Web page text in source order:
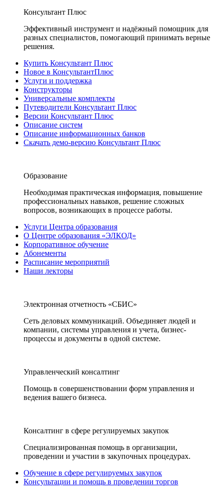
Консультант Плюс
Эффективный инструмент и надёжный помощник для
разных специалистов, помогающий принимать верные
решения.
Купить Консультант Плюс
Новое в КонсультантПлюс
Услуги и поддержка
Конструкторы
Универсальные комплекты
Путеводители Консультант Плюс
Версии Консультант Плюс
Описание систем
Описание информационных банков
Скачать демо-версию Консультант Плюс
Образование
Необходимая практическая информация, повышение
профессиональных навыков, решение сложных
вопросов, возникающих в процессе работы.
Услуги Центра образования
О Центре образования «ЭЛКОД»
Корпоративное обучение
Абонементы
Расписание мероприятий
Наши лекторы
Электронная отчетность «СБИС»
Сеть деловых коммуникаций. Объединяет людей и
компании, системы управления и учета, бизнес-
процессы и документы в одной системе.
Управленческий консалтинг
Помощь в совершенствовании форм управления и
ведения вашего бизнеса.
Консалтинг в сфере регулируемых закупок
Специализированная помощь в организации,
проведении и участии в закупочных процедурах.
Обучение в сфере регулируемых закупок
Консультации и помощь в проведении торгов